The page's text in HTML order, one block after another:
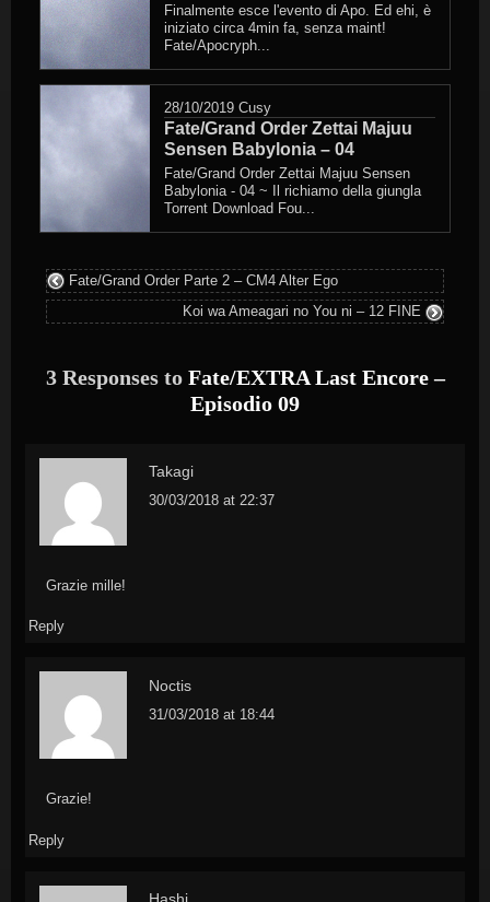
Finalmente esce l'evento di Apo. Ed ehi, è
iniziato circa 4min fa, senza maint!
Fate/Apocryph...
28/10/2019 Cusy
Fate/Grand Order Zettai Majuu
Sensen Babylonia – 04
Fate/Grand Order Zettai Majuu Sensen
Babylonia - 04 ~ Il richiamo della giungla
Torrent Download Fou...
Fate/Grand Order Parte 2 – CM4 Alter Ego
Koi wa Ameagari no You ni – 12 FINE
3 Responses to Fate/EXTRA Last Encore –
Episodio 09
Takagi
30/03/2018 at 22:37
Grazie mille!
Reply
Noctis
31/03/2018 at 18:44
Grazie!
Reply